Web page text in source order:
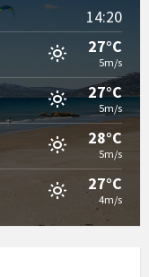
14:20
27°C
5m/s
27°C
5m/s
28°C
5m/s
27°C
4m/s